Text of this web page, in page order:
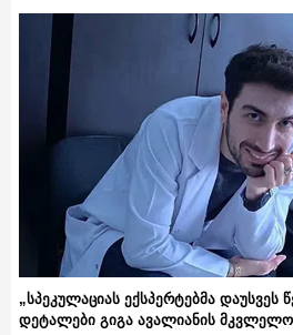
„სპეკულაციას ექსპერტებმა
დეტალები გიგა ავალიანის